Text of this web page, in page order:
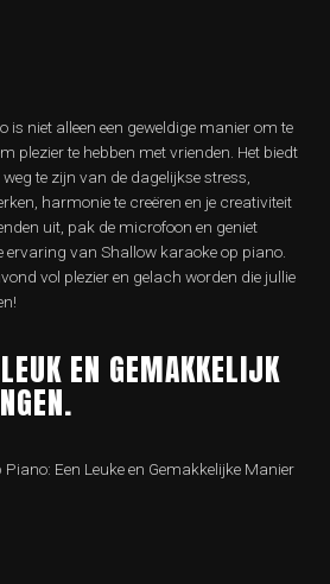
is niet alleen een geweldige manier om te
plezier te hebben met vrienden. Het biedt
te zijn van de dagelijkse stress,
harmonie te creëren en je creativiteit
uit, pak de microfoon en geniet
van Shallow karaoke op piano.
vol plezier en gelach worden die jullie
EN GEMAKKELIJK
Een Leuke en Gemakkelijke Manier